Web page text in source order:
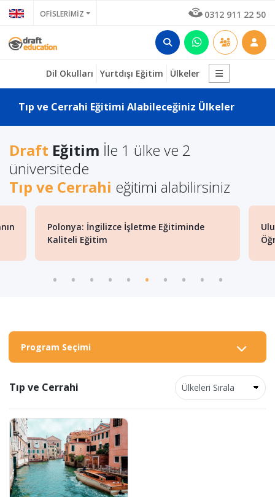
OFİSLERİMİZ 0312 911 22 50
Dil Okulları Yurtdışı Eğitim Ülkeler
Tıp ve Cerrahi Eğitimi Alabileceğiniz Ülkeler
Draft Eğitim İle 1 ülke ve 2
üniversitede
Tıp ve Cerrahi eğitimi alabilirsiniz
Polonya: İngilizce İşletme Eğitiminde
Kaliteli Eğitim
Program Seçimi
Tıp ve Cerrahi